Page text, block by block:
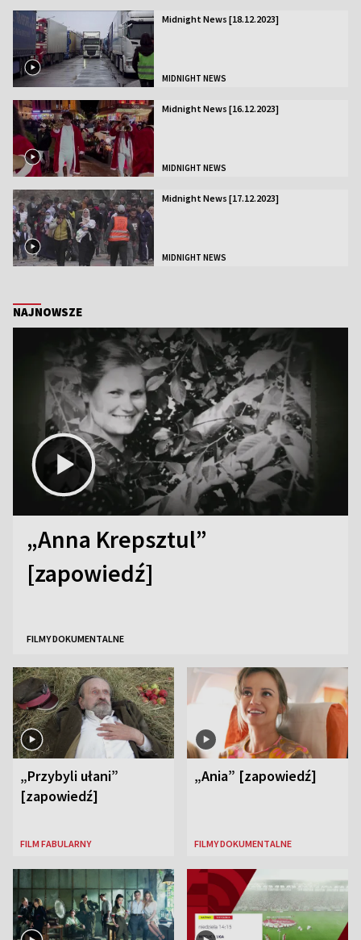
Midnight News [18.12.2023]
MIDNIGHT NEWS
Midnight News [16.12.2023]
MIDNIGHT NEWS
Midnight News [17.12.2023]
MIDNIGHT NEWS
NAJNOWSZE
„Anna Krepsztul”
[zapowiedź]
FILMY DOKUMENTALNE
„Przybyli ułani”
[zapowiedź]
FILM FABULARNY
„Ania” [zapowiedź]
FILMY DOKUMENTALNE